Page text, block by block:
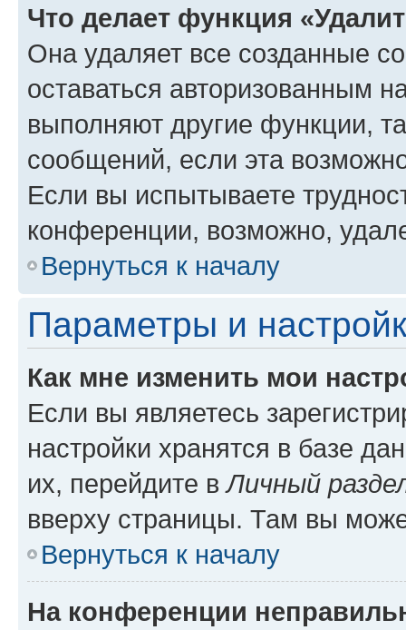
Что делает функция
Она удаляет все созданные
оставаться авторизованным
выполняют другие функции,
сообщений, если эта
Если вы испытываете
конференции, возможно,
Вернуться к началу
Параметры и
Как мне изменить мои
Если вы являетесь
настройки хранятся в базе
их, перейдите вЛичный
вверху страницы. Там вы
Вернуться к началу
На конференции